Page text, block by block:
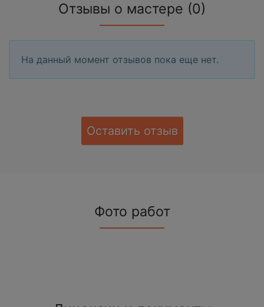
Отзывы о мастере (0)
На данный момент отзывов пока еще нет.
Оставить отзыв
Фото работ